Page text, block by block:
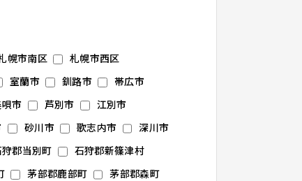
幌市南区
札幌市西区
室蘭市 釧路市
帯広市
市 芦別市
江別市
砂川市 歌志内市
深川市
郡当別町
石狩郡新篠津村
茅部郡鹿部町
茅部郡森町